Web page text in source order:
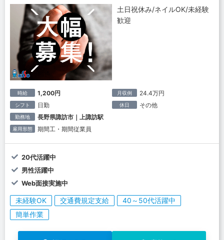
土日祝休み/ネイルOK/未経験
歓迎
時給 1,200円 月収例 24.4万円
シフト 日勤 休日 その他
勤務地 長野県諏訪市｜上諏訪駅
雇用形態 期間工・期間従業員
20代活躍中
男性活躍中
Web面接実施中
未経験OK 交通費規定支給
40～50代活躍中
簡単作業